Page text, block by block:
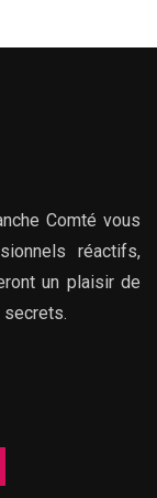
Comté vous
réactifs,
un plaisir de